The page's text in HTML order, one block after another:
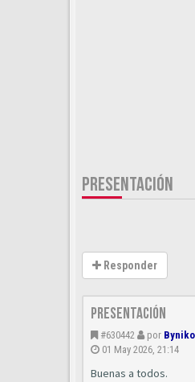
PRESENTACIÓN
Responder
Presentación
#630442 por
01 May 2026, 21:14
Buenas a todos.